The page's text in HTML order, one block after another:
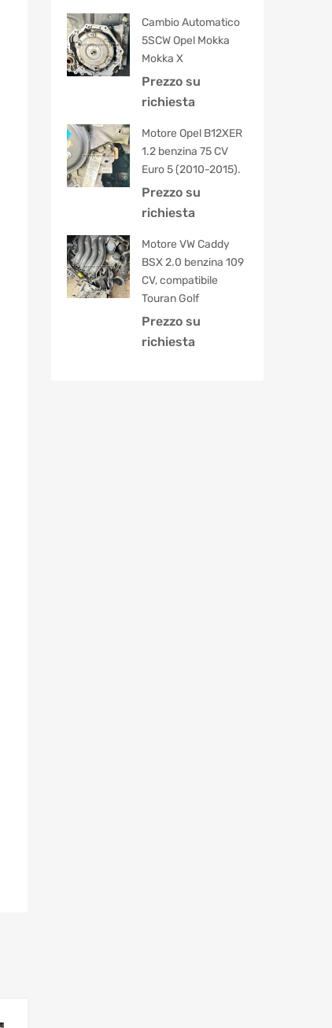
Cambio Automatico
5SCW Opel Mokka
Mokka X
Prezzo su
richiesta
Motore Opel B12XER
1.2 benzina 75 CV
Euro 5 (2010-2015).
Prezzo su
richiesta
Motore VW Caddy
BSX 2.0 benzina 109
CV, compatibile
Touran Golf
Prezzo su
richiesta